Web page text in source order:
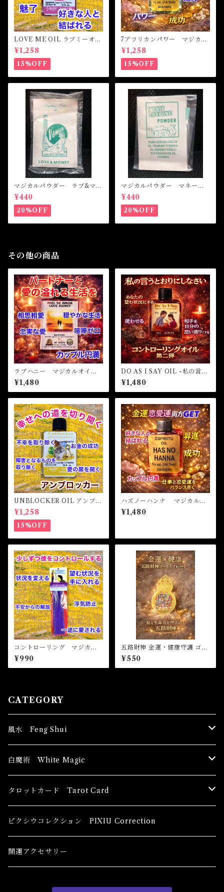
LOVE ME OIL ラブミーオイ
ル -相思相愛・愛される-
¥1,258
15%OFF
7アフリカンパワー マジカル
オイル・魔女オイル 7AFRI
CAN POWERS Magical Oil
¥1,258
15%OFF
マジカルパウダー ラブ&マネ
ー Magical Powder LOVE
&MONEY
¥440
20%OFF
マジカルパウダー マネード
ローイング Magical Powde
r MONEY DRAWING
¥440
20%OFF
その他の商品
ラブハニー マジカルオイ
ル・魔女オイル LOVE HO
NEY Magical Oil
¥1,480
DO AS I SAY OIL -私の言う
通りにしなさい-
¥1,480
UNBLOCKER OIL アンブロ
ッカーオイル -障害となるも
のを取り除く-
¥1,258
15%OFF
ハズノーハンナ マジカルオ
イル・魔女オイル HAS NO
HANNA Magical Oil
¥1,480
コントローリング マジカル
スティックインセンス CON
TROLLING Magical Stick I
ncense
¥990
五路財神 金運・健康守護 ゴー
ルドプレート
¥550
CATEGORY
風水 Feng Shui
ブッダ Buddha
恋愛運
健康運 Health
金運 Money
白魔術 White Magic
香油 Oils
恋愛 Love
金運 Money
キャンドル Candles
恋愛 Love
線香 Stick Incense
タロットカード Tarot Card
初心者向け For The Beginners
中級者向け
ピクシウコレクション PIXIU Correction
開運アクセサリー